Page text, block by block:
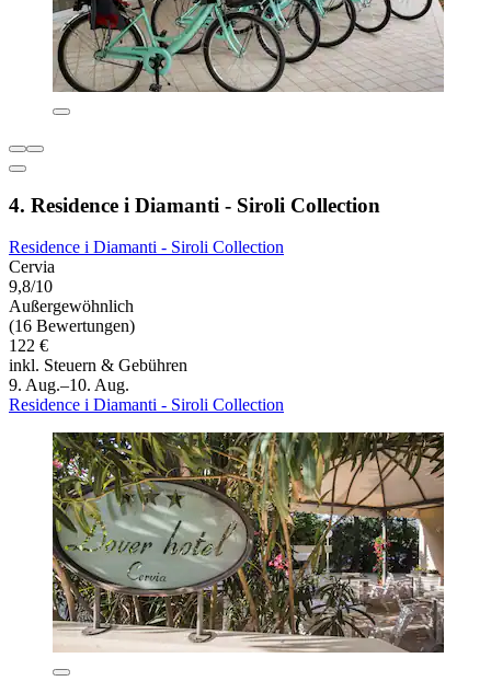
4. Residence i Diamanti - Siroli Collection
Residence i Diamanti - Siroli Collection
Cervia
9,8/10
Außergewöhnlich
(16 Bewertungen)
122 €
inkl. Steuern & Gebühren
9. Aug.–10. Aug.
Residence i Diamanti - Siroli Collection